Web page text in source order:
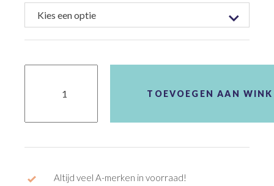
Signature
TOEVOEGEN AAN
Altijd veel A-merken in voorraad!